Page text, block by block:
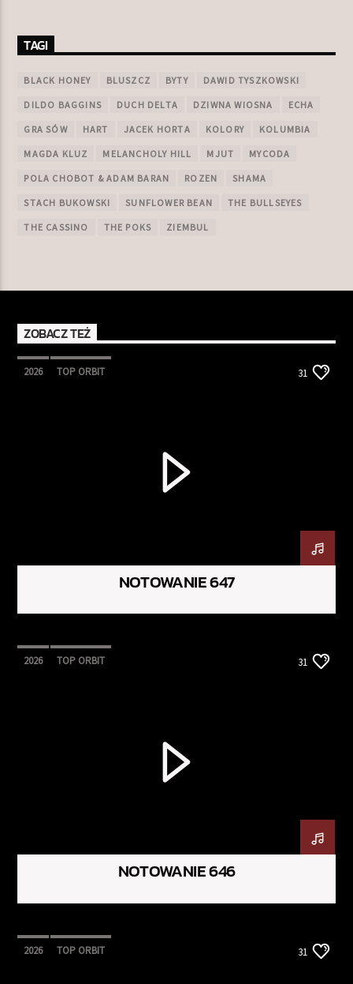
TAGI
BLACK HONEY BLUSZCZ BYTY DAWID TYSZKOWSKI
DILDO BAGGINS DUCH DELTA DZIWNA WIOSNA ECHA
GRA SÓW HART JACEK HORTA KOLORY KOLUMBIA
MAGDA KLUZ MELANCHOLY HILL MJUT MYCODA
POLA CHOBOT & ADAM BARAN ROZEN SHAMA
STACH BUKOWSKI SUNFLOWER BEAN THE BULLSEYES
THE CASSINO THE POKS ZIEMBUL
ZOBACZ TEŻ
2026 TOP ORBIT 31
NOTOWANIE 647
2026 TOP ORBIT 31
NOTOWANIE 646
2026 TOP ORBIT 31